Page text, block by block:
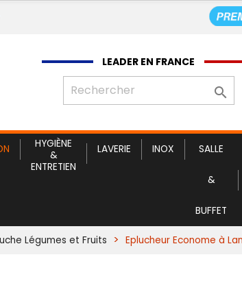
LEADER EN FRANCE

HYGIÈNE
&
ENTRETIEN
LAVERIE INOX SALLE
&
BUFFET
Légumes et Fruits Eplucheur Econome à